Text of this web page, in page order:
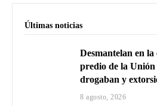
Últimas noticias
Desmantelan en
predio de la
drogaban y
8 agosto, 2026